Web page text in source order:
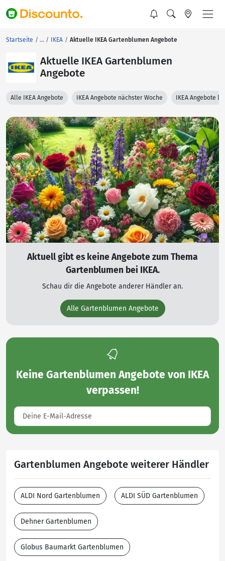
Startseite IKEA Aktuelle IKEA Gartenblumen Angebote
Aktuelle IKEA Gartenblumen
Angebote
Alle IKEA Angebote IKEA Angebote nächster Woche IKEA Angebote
Aktuell gibt es keine Angebote zum Thema
Gartenblumen bei IKEA.
Schau dir die Angebote anderer Händler an.
Alle Gartenblumen Angebote
Keine Gartenblumen Angebote von IKEA
verpassen!
Gartenblumen Angebote weiterer Händler
ALDI Nord Gartenblumen ALDI SÜD Gartenblumen
Dehner Gartenblumen
Globus Baumarkt Gartenblumen